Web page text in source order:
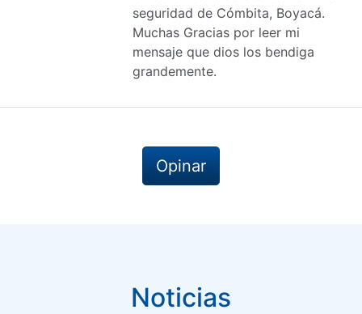
seguridad de Cómbita, Boyacá.
Muchas Gracias por leer mi
mensaje que dios los bendiga
grandemente.
Opinar
Noticias